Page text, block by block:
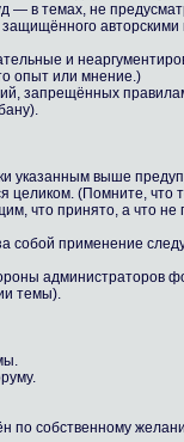
— в темах, не
и
опыт или мнение.)
запрещённых
указанным выше
целиком. (Помните,
что принято, а что не
собой применение
администраторов
темы).
по собственному